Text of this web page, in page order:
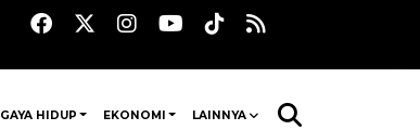
GAYA HIDUP EKONOMI LAINNYA